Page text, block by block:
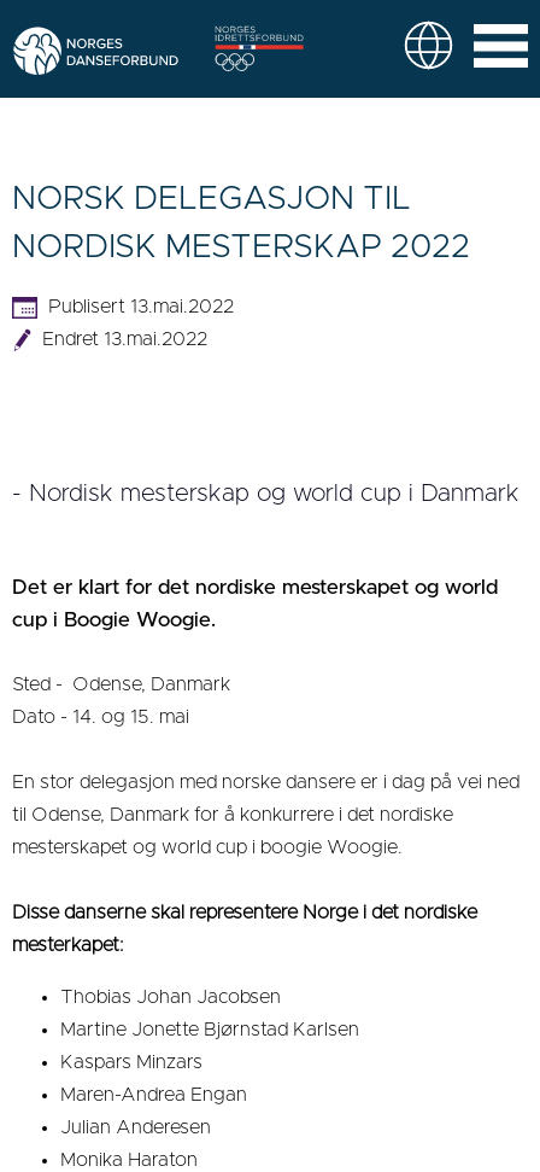
NORSK DELEGASJON TIL
NORDISK MESTERSKAP 2022
Publisert 13.mai.2022
Endret 13.mai.2022
- Nordisk mesterskap og world cup i Danmark
Det er klart for det nordiske mesterskapet og world
cup i Boogie Woogie.
Sted - Odense, Danmark
Dato - 14. og 15. mai
En stor delegasjon med norske dansere er i dag på vei ned
til Odense, Danmark for å konkurrere i det nordiske
mesterskapet og world cup i boogie Woogie.
Disse danserne skal representere Norge i det nordiske
mesterkapet:
Thobias Johan Jacobsen
Martine Jonette Bjørnstad Karlsen
Kaspars Minzars
Maren-Andrea Engan
Julian Anderesen
Monika Haraton